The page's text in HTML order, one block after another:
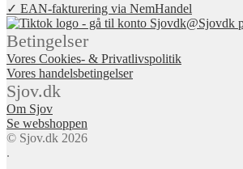
✓ EAN-fakturering via NemHandel
@Sjovdk
Betingelser
Vores Cookies- & Privatlivspolitik
Vores handelsbetingelser
Sjov.dk
Om Sjov
Se webshoppen
© Sjov.dk 2026
.